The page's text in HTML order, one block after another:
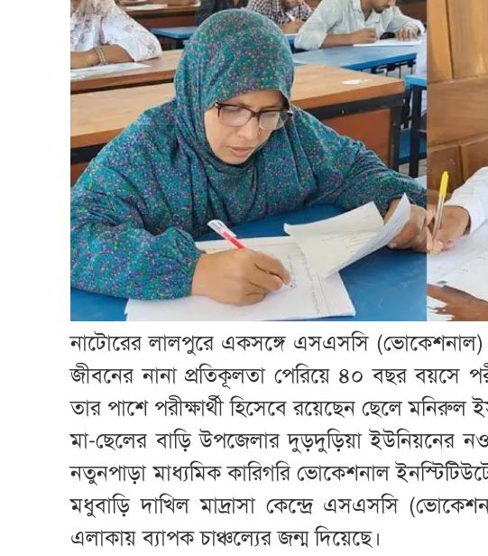
নাটোরের লালপুরে একসঙ্গে এসএসসি (ভোকেশনাল)
জীবনের নানা প্রতিকূলতা পেরিয়ে ৪০ বছর বয়সে
তার পাশে পরীক্ষার্থী হিসেবে রয়েছেন ছেলে মনিরুল
মা-ছেলের বাড়ি উপজেলার দুড়দুড়িয়া ইউনিয়নের
নতুনপাড়া মাধ্যমিক কারিগরি ভোকেশনাল
মধুবাড়ি দাখিল মাদ্রাসা কেন্দ্রে এসএসসি
এলাকায় ব্যাপক চাঞ্চল্যের জন্ম দিয়েছে।